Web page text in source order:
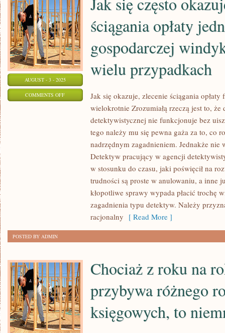
AUGUST - 3 - 2025
COMMENTS OFFON
ŚCIĄGANIA
JEDNOSTCE
GOSPODARCZEJ
WINDYKACYJNEJ
ściągania opłaty
gospodarczej
wielu przypadkach
Jak się okazuje, zlecenie ściągania
wielokrotnie Zrozumiałą rzeczą jest to,
detektywistycznej nie funkcjonuje bez
tego należy mu się pewna gaża za to, co
nadrzędnym zagadnieniem. Jednakże
Detektyw pracujący w agencji
w stosunku do czasu, jaki poświęcił na
trudności są proste w anulowaniu, a inne
kłopotliwe sprawy wypada płacić trochę
zagadnienia typu detektyw. Należy
racjonalny [ Read More ]
POSTED BY ADMIN
Chociaż z roku na
przybywa różnego
księgowych, to